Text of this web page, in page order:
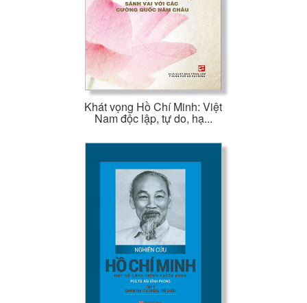
Khát vọng Hồ Chí Minh: Việt
Nam độc lập, tự do, hạ...